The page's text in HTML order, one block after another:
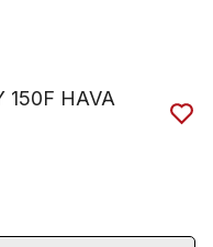
150F HAVA